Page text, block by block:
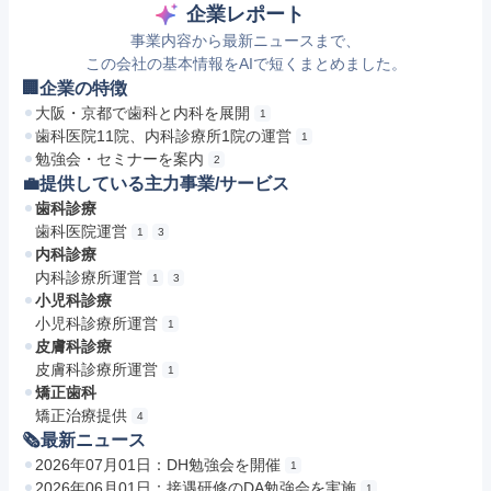
企業レポート
事業内容から最新ニュースまで、
この会社の基本情報をAIで短くまとめました。
🏢企業の特徴
大阪・京都で歯科と内科を展開 1
歯科医院11院、内科診療所1院の運営 1
勉強会・セミナーを案内 2
💼提供している主力事業/サービス
歯科診療
歯科医院運営
1 3
内科診療
内科診療所運営
1 3
小児科診療
小児科診療所運営
1
皮膚科診療
皮膚科診療所運営
1
矯正歯科
矯正治療提供
4
🗞最新ニュース
2026年07月01日：DH勉強会を開催 1
1